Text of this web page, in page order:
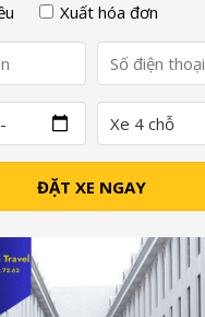
Xuất hóa đơn